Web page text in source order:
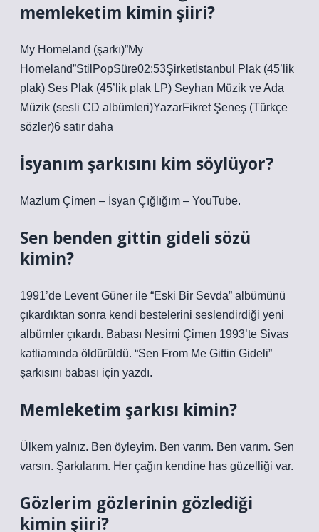
memleketim kimin şiiri?
My Homeland (şarkı)”My
Homeland”StilPopSüre02:53Şirketİstanbul Plak (45’lik
plak) Ses Plak (45’lik plak LP) Seyhan Müzik ve Ada
Müzik (sesli CD albümleri)YazarFikret Şeneş (Türkçe
sözler)6 satır daha
İsyanım şarkısını kim söylüyor?
Mazlum Çimen – İsyan Çığlığım – YouTube.
Sen benden gittin gideli sözü
kimin?
1991’de Levent Güner ile “Eski Bir Sevda” albümünü
çıkardıktan sonra kendi bestelerini seslendirdiği yeni
albümler çıkardı. Babası Nesimi Çimen 1993’te Sivas
katliamında öldürüldü. “Sen From Me Gittin Gideli”
şarkısını babası için yazdı.
Memleketim şarkısı kimin?
Ülkem yalnız. Ben öyleyim. Ben varım. Ben varım. Sen
varsın. Şarkılarım. Her çağın kendine has güzelliği var.
Gözlerim gözlerinin gözlediği
kimin şiiri?